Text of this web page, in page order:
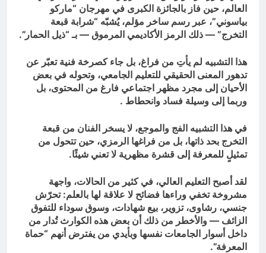
العالم، حين فاز بالجائزة الكبرى في مهرجان “ماركو
بياسوني”، عبر رسم ساخر مؤلم، يُشبّه “شرابة قبعة
التخرج” — ذلك الرمز الأكاديمي المرموق — بـ “ذيل الحمار”.
هذا التشبيه لم يأتِ من فراغ، بل جاء كصرخة فنية تعبّر عن
تدهور المعنى الحقيقي للتعليم الجامعي، وتحوله في بعض
الأحيان إلى مجرد مظهر اجتماعي فارغ من المحتوى، بل
وربما إلى وسيلة فساد وانحطاط .
في هذا التشبيه الفج والموجع، لا يسخر الفنان من قبعة
التخرج بحد ذاتها، بل من فراغها الرمزي، حين تتحول من
تمثيلٍ للمعرفة إلى قشرة مظهرية لا تعني شيئًا.
لقد أصبح التعليم العالي، في كثير من الحالات، واجهة
مشروخة تخفي وراءها فضائح لا علاقة لها بالعلم: تحرّش
جنسي، رشاوى، تزوير، بيع شهادات، وسوق سوداء للتفوق
الزائف — والأخطر من ذلك أن بعض هذه الكوارث تُدار من
داخل أسوار الجامعات نفسها وبأيدي من يفترض أنهم “حماة
المعرفة”.